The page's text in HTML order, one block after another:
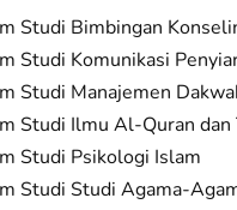
Studi Bimbingan
Studi Komunikasi
Studi Manajemen
Studi Ilmu Al-Quran dan
Studi Psikologi Islam
Studi Studi Agama-